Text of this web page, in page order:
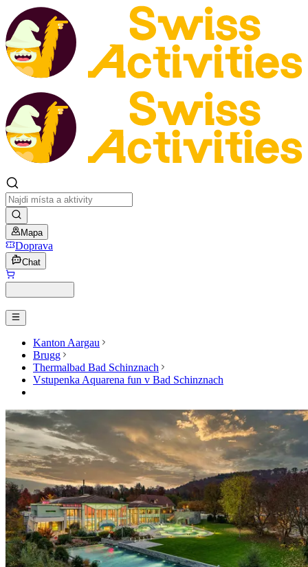
Mapa
Doprava
Chat
Kanton Aargau
Brugg
Thermalbad Bad Schinznach
Vstupenka Aquarena fun v Bad Schinznach